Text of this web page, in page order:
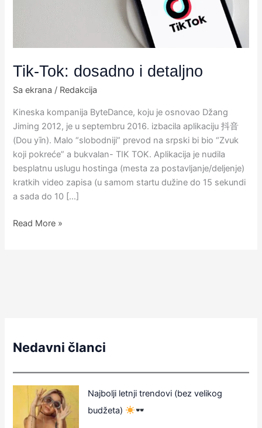
Tik-Tok: dosadno i detaljno
Sa ekrana / Redakcija
Kineska kompanija ByteDance, koju je osnovao Džang
Jiming 2012, je u septembru 2016. izbacila aplikaciju 抖音
(Dou yīn). Malo “slobodniji” prevod na srpski​ bi bio “Zvuk
koji pokreće”​ a bukvalan- TIK TOK.​ Aplikacija je nudila
besplatnu​ uslugu hostinga (mesta za postavljanje/deljenje)
kratkih video zapisa (u samom startu dužine do 15 sekundi
a sada do 10 […]
Read More »
Nedavni članci
Najbolji letnji trendovi (bez velikog
budžeta)